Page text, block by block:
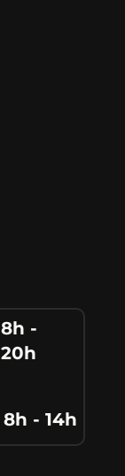
8h -
20h
8h - 14h